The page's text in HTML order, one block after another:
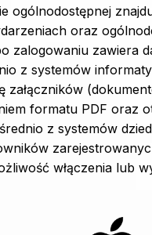
ogólnodostępnej
oraz
zalogowaniu zawiera
z systemów
załączników
formatu PDF oraz
z systemów
włączenia lub